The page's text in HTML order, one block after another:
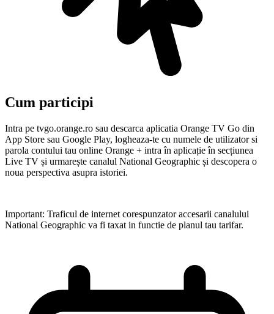
Cum participi
Intra pe tvgo.orange.ro sau descarca aplicatia Orange TV Go din
App Store sau Google Play, logheaza-te cu numele de utilizator si
parola contului tau online Orange + intra în aplicație în secțiunea
Live TV și urmarește canalul National Geographic și descopera o
noua perspectiva asupra istoriei.
Important: Traficul de internet corespunzator accesarii canalului
National Geographic va fi taxat in functie de planul tau tarifar.